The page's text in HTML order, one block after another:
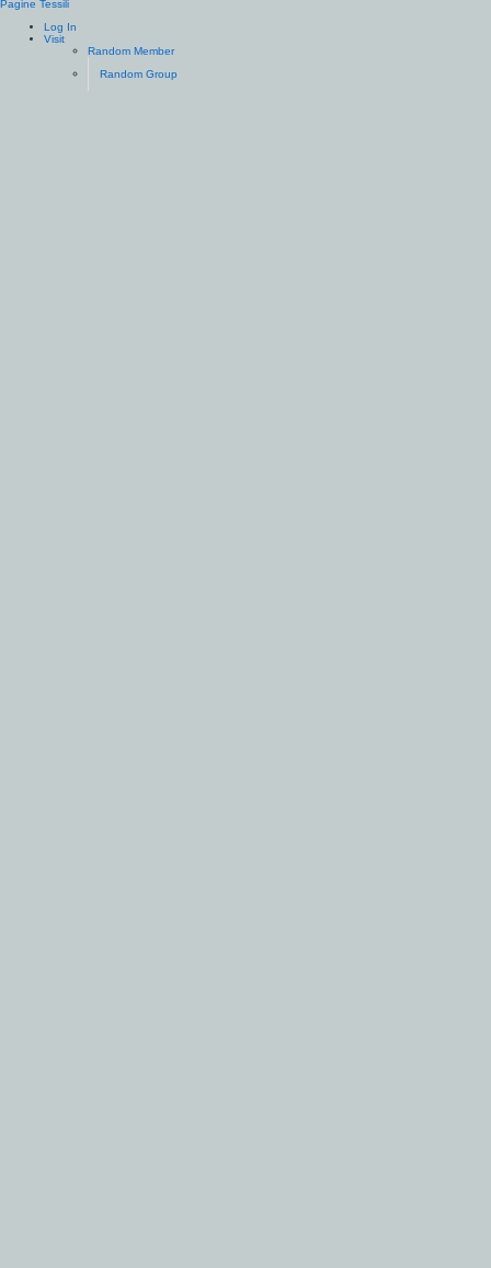
Pagine Tessili
Log In
Visit
Random Member
Random Group